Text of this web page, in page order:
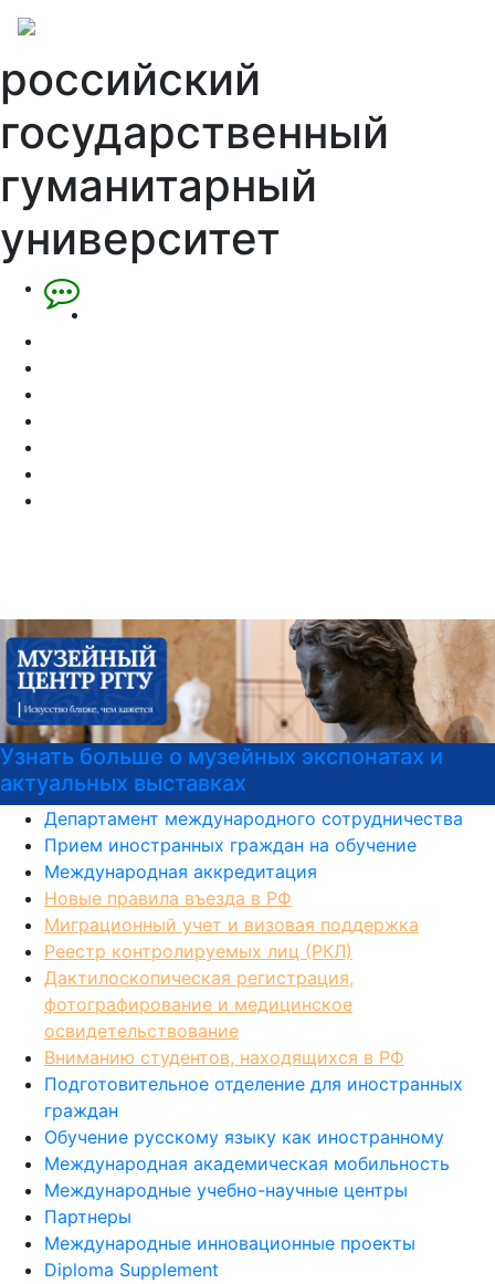
российский
государственный
гуманитарный
университет
и Центр карьеры
Департамент международного сотрудничества
Прием иностранных граждан на обучение
Международная аккредитация
Новые правила въезда в РФ
Миграционный учет и визовая поддержка
Реестр контролируемых лиц (РКЛ)
Дактилоскопическая регистрация,
фотографирование и медицинское
освидетельствование
Вниманию студентов, находящихся в РФ
Подготовительное отделение для иностранных
граждан
Обучение русскому языку как иностранному
Международная академическая мобильность
Международные учебно-научные центры
Партнеры
Международные инновационные проекты
Diploma Supplement